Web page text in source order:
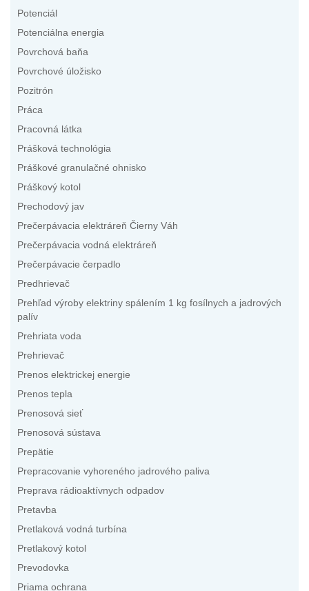
Potenciál
Potenciálna energia
Povrchová baňa
Povrchové úložisko
Pozitrón
Práca
Pracovná látka
Prášková technológia
Práškové granulačné ohnisko
Práškový kotol
Prechodový jav
Prečerpávacia elektráreň Čierny Váh
Prečerpávacia vodná elektráreň
Prečerpávacie čerpadlo
Predhrievač
Prehľad výroby elektriny spálením 1 kg fosílnych a jadrových
palív
Prehriata voda
Prehrievač
Prenos elektrickej energie
Prenos tepla
Prenosová sieť
Prenosová sústava
Prepätie
Prepracovanie vyhoreného jadrového paliva
Preprava rádioaktívnych odpadov
Pretavba
Pretlaková vodná turbína
Pretlakový kotol
Prevodovka
Priama ochrana